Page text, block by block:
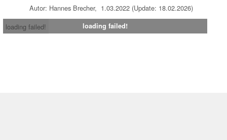
Autor: Hannes Brecher, 1.03.2022 (Update: 18.02.2026)
loading failed!
loading failed!